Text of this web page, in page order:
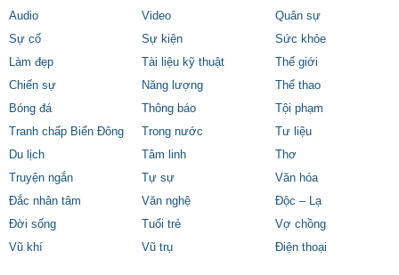
Audio
Video
Quân sự
Sự cố
Sự kiện
Sức khỏe
Làm đẹp
Tài liệu kỹ thuật
Thế giới
Chiến sự
Năng lượng
Thể thao
Bóng đá
Thông báo
Tội phạm
Tranh chấp Biển Đông
Trong nước
Tư liệu
Du lịch
Tâm linh
Thơ
Truyện ngắn
Tự sự
Văn hóa
Đắc nhân tâm
Văn nghệ
Độc – Lạ
Đời sống
Tuổi trẻ
Vợ chồng
Vũ khí
Vũ trụ Điện thoại